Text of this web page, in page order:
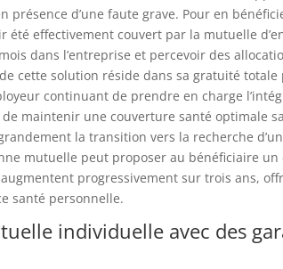
présence d’une faute grave. Pour en
été effectivement couvert par la mutuelle
dans l’entreprise et percevoir des
de cette solution réside dans sa gratuité
continuant de prendre en charge
maintenir une couverture santé optimale
la transition vers la recherche
mutuelle peut proposer au bénéficiaire
progressivement sur trois ans,
santé personnelle.
individuelle avec des